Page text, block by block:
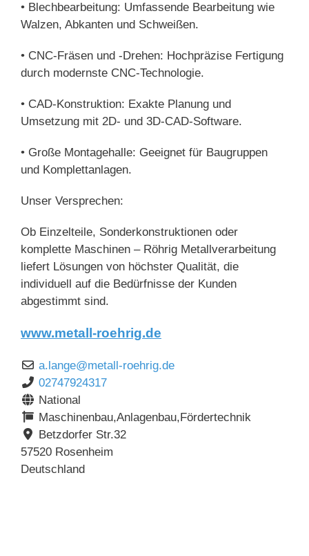
• Blechbearbeitung: Umfassende Bearbeitung wie
Walzen, Abkanten und Schweißen.
• CNC-Fräsen und -Drehen: Hochpräzise Fertigung
durch modernste CNC-Technologie.
• CAD-Konstruktion: Exakte Planung und
Umsetzung mit 2D- und 3D-CAD-Software.
• Große Montagehalle: Geeignet für Baugruppen
und Komplettanlagen.
Unser Versprechen:
Ob Einzelteile, Sonderkonstruktionen oder
komplette Maschinen – Röhrig Metallverarbeitung
liefert Lösungen von höchster Qualität, die
individuell auf die Bedürfnisse der Kunden
abgestimmt sind.
www.metall-roehrig.de
a.lange@metall-roehrig.de
02747924317
National
Maschinenbau,Anlagenbau,Fördertechnik
Betzdorfer Str.32
57520 Rosenheim
Deutschland